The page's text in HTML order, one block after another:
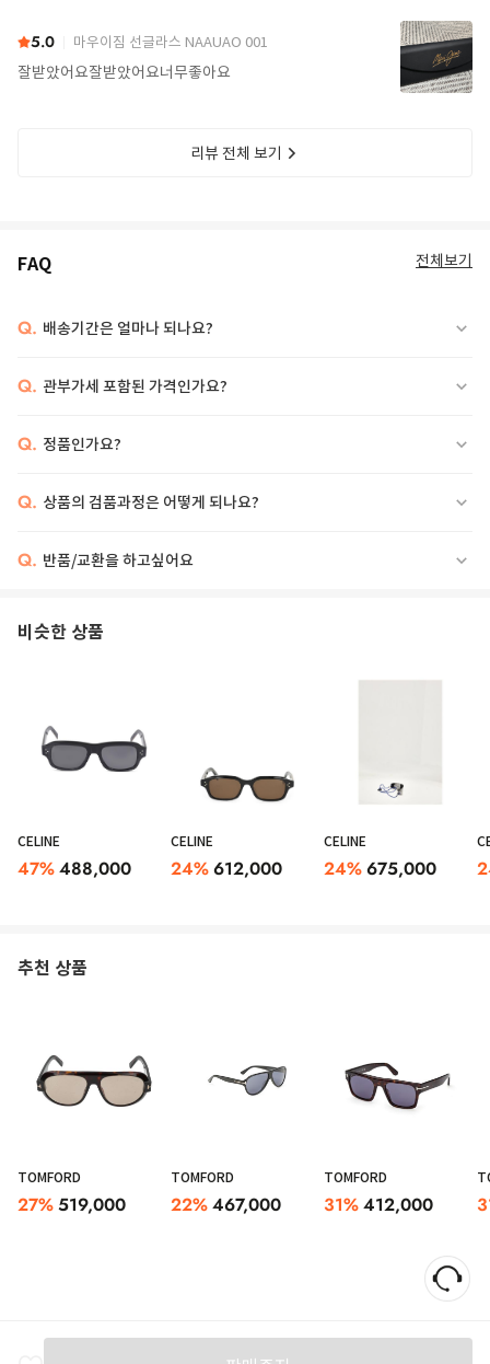
5.0 마우이짐 선글라스 NAAUAO 001
잘받았어요잘받았어요너무좋아요
리뷰 전체 보기
FAQ 전체보기
Q. 배송기간은 얼마나 되나요?
Q. 관부가세 포함된 가격인가요?
Q. 정품인가요?
Q. 상품의 검품과정은 어떻게 되나요?
Q. 반품/교환을 하고싶어요
비슷한 상품
CELINE
47%488,000
CELINE
24%612,000
CELINE
24%675,000
추천 상품
TOMFORD
27%519,000
TOMFORD
22%467,000
TOMFORD
31%412,000